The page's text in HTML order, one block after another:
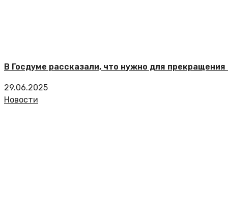
В Госдуме рассказали, что нужно для
29.06.2025
Новости